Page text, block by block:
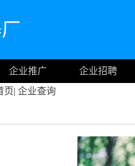
企业推广
企业招聘
页| 企业查询